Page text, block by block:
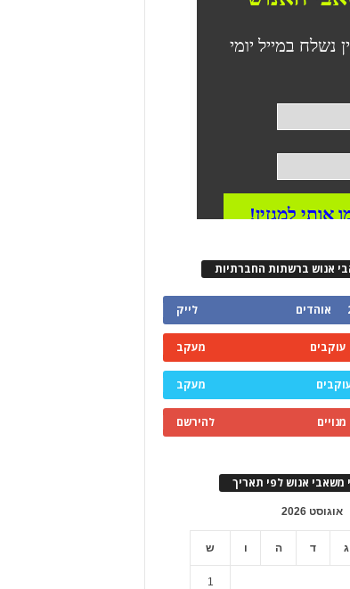
אנוש ברשתות החברתיות
אוהדים לייק
עוקבים מעקב
מעקב
מנויים להירשם
משאבי אנוש לפי תאריך
אוגוסט 2026
ג ד ה ו ש
1